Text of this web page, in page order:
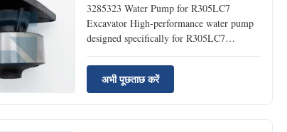
3285323 Water Pump for R305LC7
Excavator High-performance water pump
designed specifically for R305LC7
system operation and engine protection.
Product Specifications Product Name
Water Pump Part Number 3285323 Brand
अभी पूछताछ करें